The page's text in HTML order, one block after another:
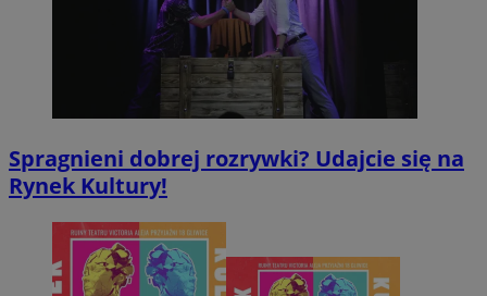
Spragnieni dobrej rozrywki? Udajcie się na
Rynek Kultury!